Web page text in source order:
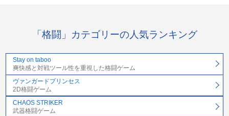
「格闘」カテゴリーの人気ランキング
Stay on taboo
爽快感と対戦ツール性を重視した格闘ゲーム
ヴァンガードプリンセス
2D格闘ゲーム
CHAOS STRIKER
武器格闘ゲーム